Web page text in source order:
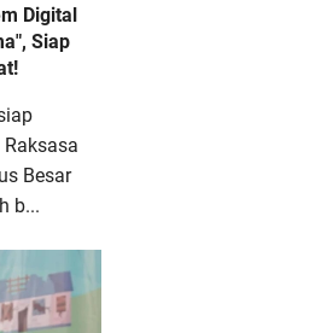
Digital
Siap
Besar
b...